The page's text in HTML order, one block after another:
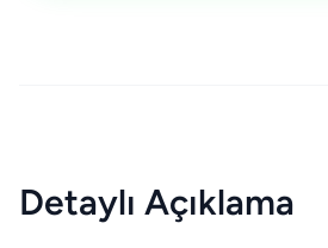
Detaylı Açıklama